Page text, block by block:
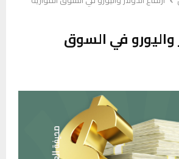
واليورو في السوق